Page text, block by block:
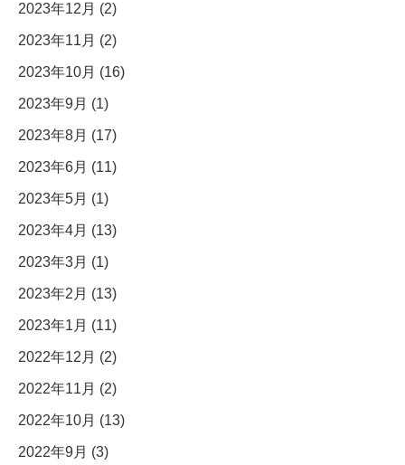
2023年12月 (2)
2023年11月 (2)
2023年10月 (16)
2023年9月 (1)
2023年8月 (17)
2023年6月 (11)
2023年5月 (1)
2023年4月 (13)
2023年3月 (1)
2023年2月 (13)
2023年1月 (11)
2022年12月 (2)
2022年11月 (2)
2022年10月 (13)
2022年9月 (3)